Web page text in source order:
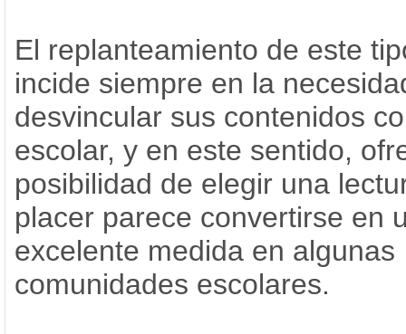
El replanteamiento de este
incide siempre en la
desvincular sus contenidos
escolar, y en este sentido,
posibilidad de elegir una
placer parece convertirse en
excelente medida en algunas
comunidades escolares.